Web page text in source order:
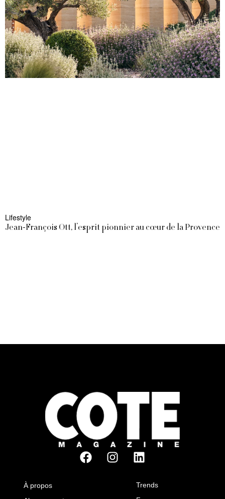
Lifestyle
Jean-François Ott, l’esprit pionnier au cœur de la Provence
À propos
Trends